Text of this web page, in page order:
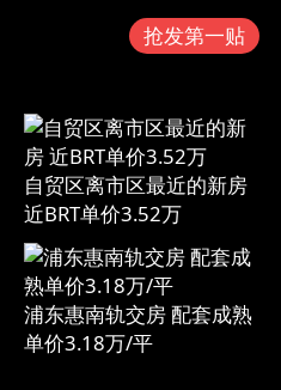
抢发第一贴
自贸区离市区最近的新房
近BRT单价3.52万
浦东惠南轨交房 配套成熟
单价3.18万/平